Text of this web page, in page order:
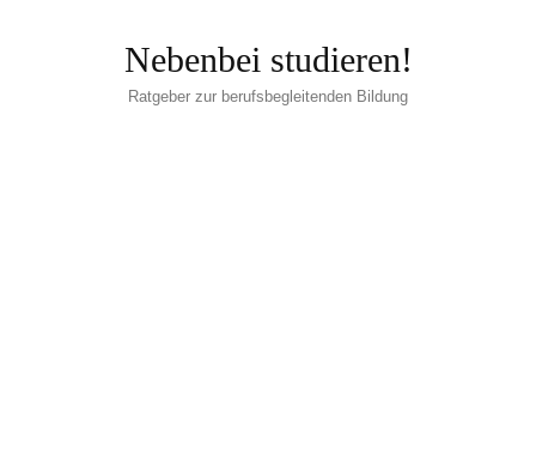
Nebenbei studieren!
Ratgeber zur berufsbegleitenden Bildung